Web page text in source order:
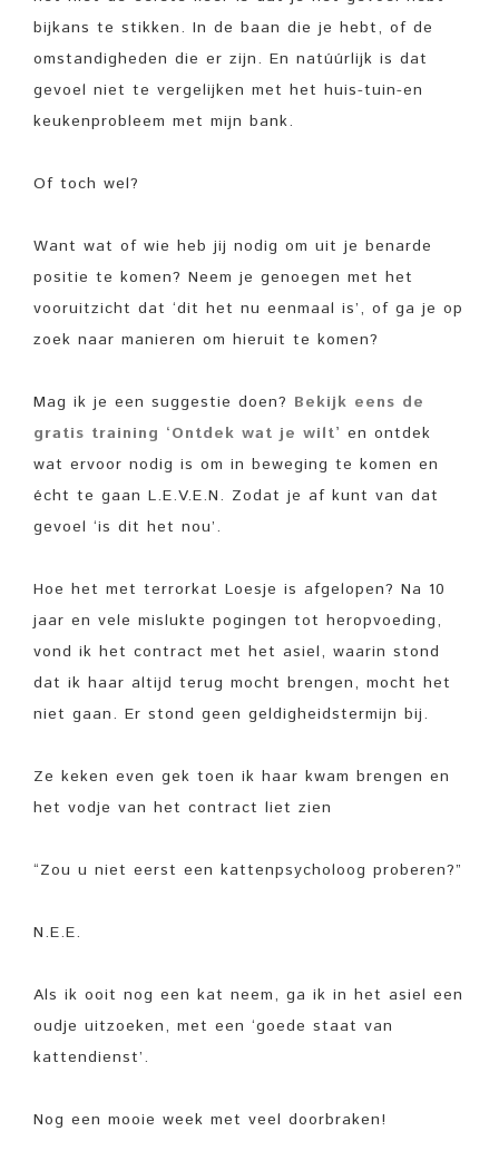
bijkans te stikken. In de baan die je hebt, of de
omstandigheden die er zijn. En natúúrlijk is dat
gevoel niet te vergelijken met het huis-tuin-en
keukenprobleem met mijn bank.
Of toch wel?
Want wat of wie heb jij nodig om uit je benarde
positie te komen? Neem je genoegen met het
vooruitzicht dat ‘dit het nu eenmaal is’, of ga je op
zoek naar manieren om hieruit te komen?
Mag ik je een suggestie doen? Bekijk eens de
gratis training ‘Ontdek wat je wilt’ en ontdek
wat ervoor nodig is om in beweging te komen en
écht te gaan L.E.V.E.N. Zodat je af kunt van dat
gevoel ‘is dit het nou’.
Hoe het met terrorkat Loesje is afgelopen? Na 10
jaar en vele mislukte pogingen tot heropvoeding,
vond ik het contract met het asiel, waarin stond
dat ik haar altijd terug mocht brengen, mocht het
niet gaan. Er stond geen geldigheidstermijn bij.
Ze keken even gek toen ik haar kwam brengen en
het vodje van het contract liet zien
“Zou u niet eerst een kattenpsycholoog proberen?”
N.E.E.
Als ik ooit nog een kat neem, ga ik in het asiel een
oudje uitzoeken, met een ‘goede staat van
kattendienst’.
Nog een mooie week met veel doorbraken!